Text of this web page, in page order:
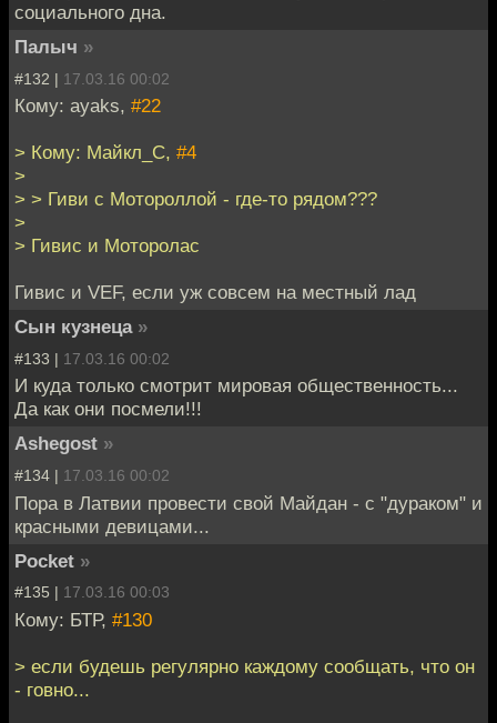
социального дна.
Палыч »
#132 | 17.03.16 00:02
Кому: ayaks, #22
> Кому: Майкл_С, #4
>
> > Гиви с Мотороллой - где-то рядом???
>
> Гивис и Моторолас
Гивис и VEF, если уж совсем на местный лад
Сын кузнеца »
#133 | 17.03.16 00:02
И куда только смотрит мировая общественность...
Да как они посмели!!!
Ashegost »
#134 | 17.03.16 00:02
Пора в Латвии провести свой Майдан - с "дураком" и
красными девицами...
Pocket »
#135 | 17.03.16 00:03
Кому: БТР, #130
> если будешь регулярно каждому сообщать, что он
- говно...